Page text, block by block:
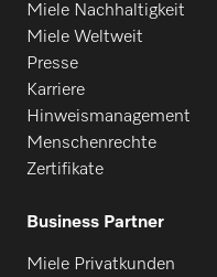
Miele Nachhaltigkeit
Miele Weltweit
Presse
Karriere
Hinweismanagement
Menschenrechte
Zertifikate
Business Partner
Miele Privatkunden